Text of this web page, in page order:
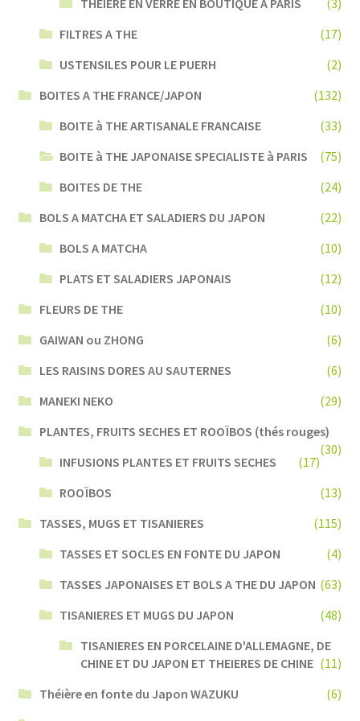
FILTRES A THE
(17)
USTENSILES POUR LE PUERH
(2)
BOITES A THE FRANCE/JAPON
(132)
BOITE à THE ARTISANALE FRANCAISE
(33)
BOITE à THE JAPONAISE SPECIALISTE à PARIS
(75)
BOITES DE THE
(24)
BOLS A MATCHA ET SALADIERS DU JAPON
(22)
BOLS A MATCHA
(10)
PLATS ET SALADIERS JAPONAIS
(12)
FLEURS DE THE
(10)
GAIWAN ou ZHONG
(6)
LES RAISINS DORES AU SAUTERNES
(6)
MANEKI NEKO
(29)
PLANTES, FRUITS SECHES ET ROOÏBOS (thés rouges)
(30)
INFUSIONS PLANTES ET FRUITS SECHES
(17)
ROOÏBOS
(13)
TASSES, MUGS ET TISANIERES
(115)
TASSES ET SOCLES EN FONTE DU JAPON
(4)
TASSES JAPONAISES ET BOLS A THE DU JAPON (63)
TISANIERES ET MUGS DU JAPON
(48)
TISANIERES EN PORCELAINE D'ALLEMAGNE, DE
CHINE ET DU JAPON ET THEIERES DE CHINE (11)
Théière en fonte du Japon WAZUKU
(6)